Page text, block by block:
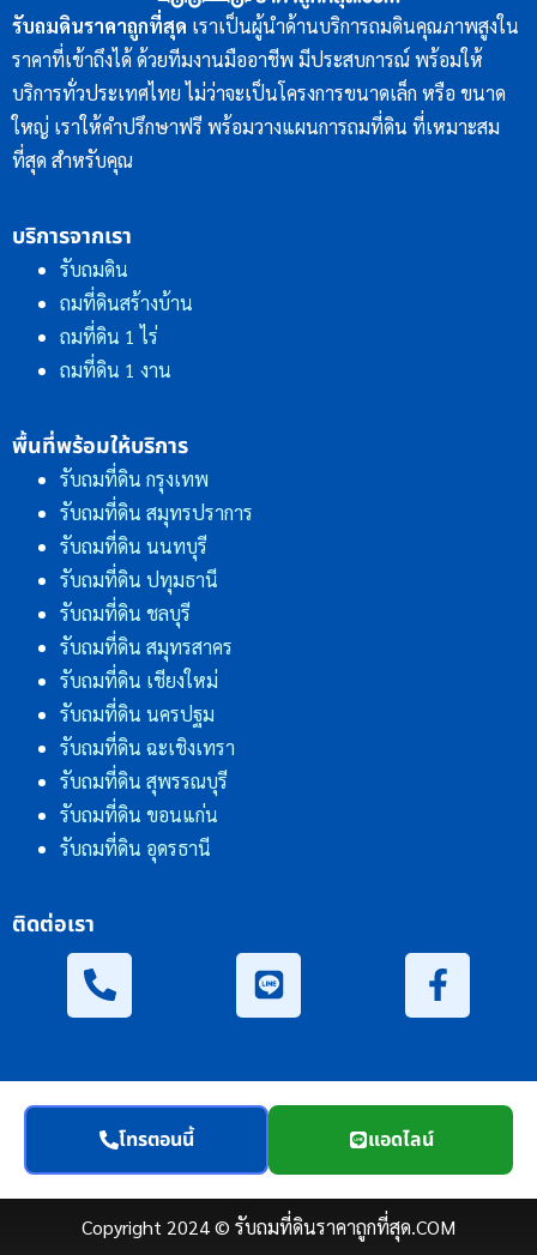
รับถมดินราคาถูกที่สุด เราเป็นผู้นำด้านบริการถมดินคุณภาพสูงใน
ราคาที่เข้าถึงได้ ด้วยทีมงานมืออาชีพ มีประสบการณ์ พร้อมให้
บริการทั่วประเทศไทย ไม่ว่าจะเป็นโครงการขนาดเล็ก หรือ ขนาด
ใหญ่ เราให้คำปรึกษาฟรี พร้อมวางแผนการถมที่ดิน ที่เหมาะสม
ที่สุด สำหรับคุณ
บริการจากเรา
รับถมดิน
ถมที่ดินสร้างบ้าน
ถมที่ดิน 1 ไร่
ถมที่ดิน 1 งาน
พื้นที่พร้อมให้บริการ
รับถมที่ดิน กรุงเทพ
รับถมที่ดิน สมุทรปราการ
รับถมที่ดิน นนทบุรี
รับถมที่ดิน ปทุมธานี
รับถมที่ดิน ชลบุรี
รับถมที่ดิน สมุทรสาคร
รับถมที่ดิน เชียงใหม่
รับถมที่ดิน นครปฐม
รับถมที่ดิน ฉะเชิงเทรา
รับถมที่ดิน สุพรรณบุรี
รับถมที่ดิน ขอนแก่น
รับถมที่ดิน อุดรธานี
ติดต่อเรา
โทรตอนนี้ แอดไลน์
Copyright 2024 © รับถมที่ดินราคาถูกที่สุด.COM